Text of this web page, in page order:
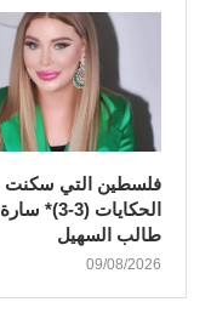
فلسطين التي سكنت
الحكايات (3-3)* سارة
طالب السهيل
09/08/2026